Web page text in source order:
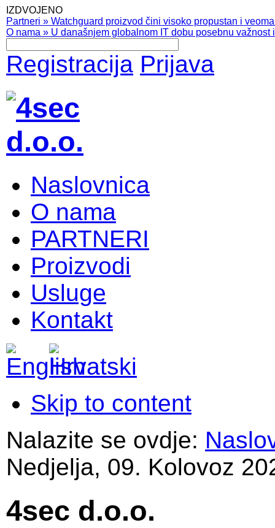
IZDVOJENO
Partneri » Watchguard proizvod čini visoko propustan i
O nama » U današnjem globalnom IT dobu posebnu
Registracija Prijava
Naslovnica
O nama
PARTNERI
Proizvodi
Usluge
Kontakt
Skip to content
Nalazite se ovdje:
Nedjelja, 09. Kolovoz
4sec d.o.o.